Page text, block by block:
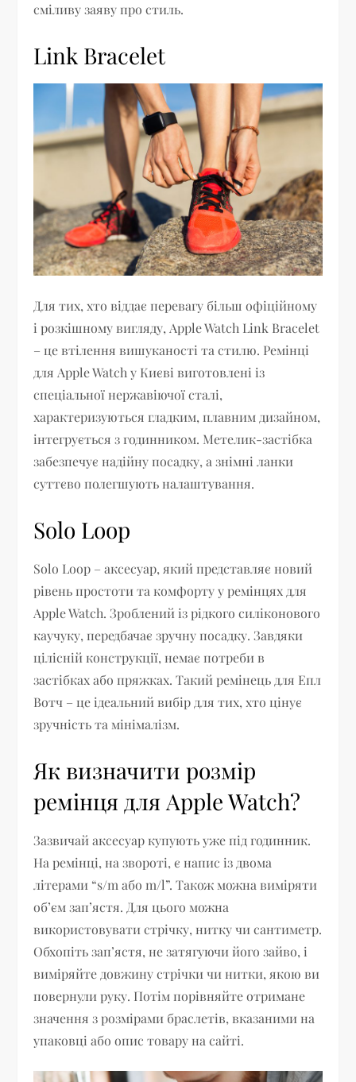
сміливу заяву про стиль.
Link Bracelet
Для тих, хто віддає перевагу більш офіційному
і розкішному вигляду, Apple Watch Link Bracelet
– це втілення вишуканості та стилю. Ремінці
для Apple Watch у Києві виготовлені із
спеціальної нержавіючої сталі,
характеризуються гладким, плавним дизайном,
інтегрується з годинником. Метелик-застібка
забезпечує надійну посадку, а знімні ланки
суттєво полегшують налаштування.
Solo Loop
Solo Loop – аксесуар, який представляє новий
рівень простоти та комфорту у ремінцях для
Apple Watch. Зроблений із рідкого силіконового
каучуку, передбачає зручну посадку. Завдяки
цілісній конструкції, немає потреби в
застібках або пряжках. Такий ремінець для Епл
Вотч – це ідеальний вибір для тих, хто цінує
зручність та мінімалізм.
Як визначити розмір
ремінця для Apple Watch?
Зазвичай аксесуар купують уже під годинник.
На ремінці, на звороті, є напис із двома
літерами “s/m або m/l”. Також можна виміряти
об’єм зап’ястя. Для цього можна
використовувати стрічку, нитку чи сантиметр.
Обхопіть зап’ястя, не затягуючи його зайво, і
виміряйте довжину стрічки чи нитки, якою ви
повернули руку. Потім порівняйте отримане
значення з розмірами браслетів, вказаними на
упаковці або опис товару на сайті.